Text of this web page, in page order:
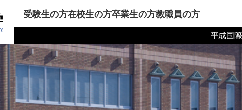
受験生の方在校生の方卒業生の方教職員の方
平成国